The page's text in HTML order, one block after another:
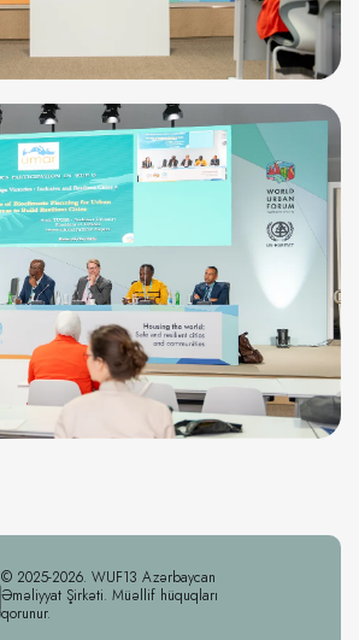
© 2025-2026. WUF13 Azərbaycan
Əməliyyat Şirkəti. Müəllif hüquqları
qorunur.